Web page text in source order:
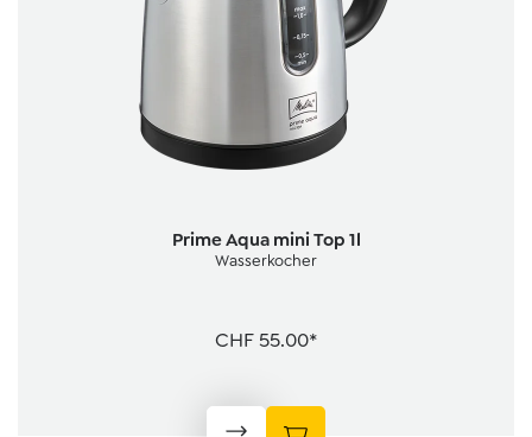
Prime Aqua mini Top 1l
Wasserkocher
CHF 55.00*